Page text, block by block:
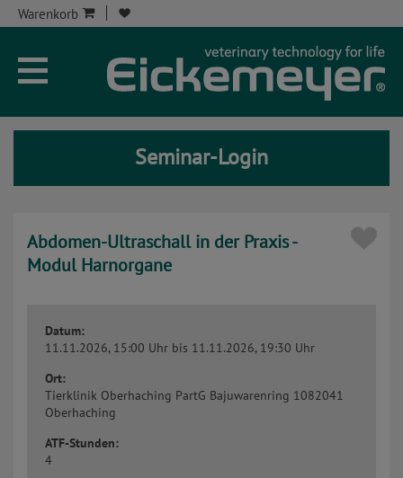
Warenkorb
Seminar-Login
Abdomen-Ultraschall in der Praxis -
Modul Harnorgane
Datum:
11.11.2026, 15:00 Uhr bis 11.11.2026, 19:30 Uhr
Ort:
Tierklinik Oberhaching PartG Bajuwarenring 1082041
Oberhaching
ATF-Stunden:
4
Unternehmen
Aktuelles
Onlineshop